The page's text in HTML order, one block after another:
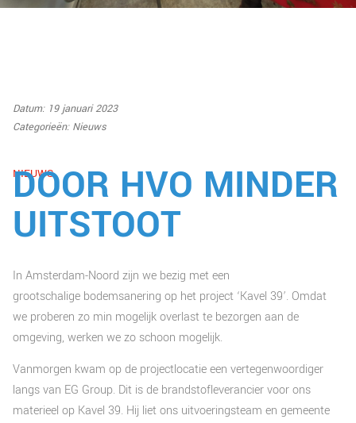
Datum: 19 januari 2023
Categorieën: Nieuws
NIEUWS
DOOR HVO MINDER
UITSTOOT
In Amsterdam-Noord zijn we bezig met een
grootschalige bodemsanering op het project ‘Kavel 39’. Omdat
we proberen zo min mogelijk overlast te bezorgen aan de
omgeving, werken we zo schoon mogelijk.
Vanmorgen kwam op de projectlocatie een vertegenwoordiger
langs van EG Group. Dit is de brandstofleverancier voor ons
materieel op Kavel 39. Hij liet ons uitvoeringsteam en gemeente